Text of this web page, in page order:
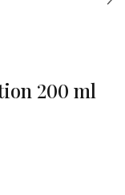
200 ml